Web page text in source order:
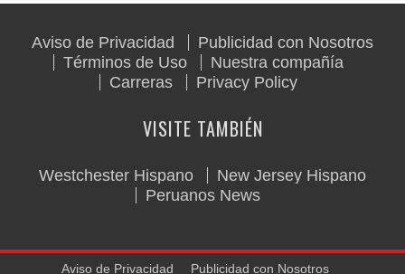
Aviso de Privacidad
Publicidad con Nosotros
Términos de Uso
Nuestra compañía
Carreras
Privacy Policy
VISITE TAMBIÉN
Westchester Hispano
New Jersey Hispano
Peruanos News
Aviso de Privacidad Publicidad con Nosotros